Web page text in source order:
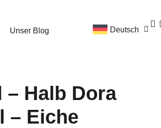
Unser Blog Deutsch
– Halb Dora
– Eiche